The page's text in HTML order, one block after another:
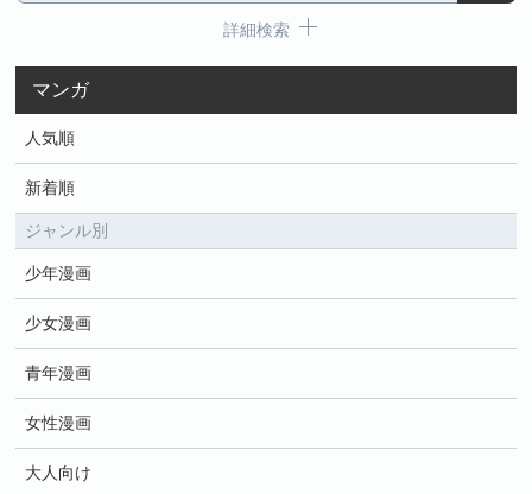
詳細検索
マンガ
人気順
新着順
ジャンル別
少年漫画
少女漫画
青年漫画
女性漫画
大人向け